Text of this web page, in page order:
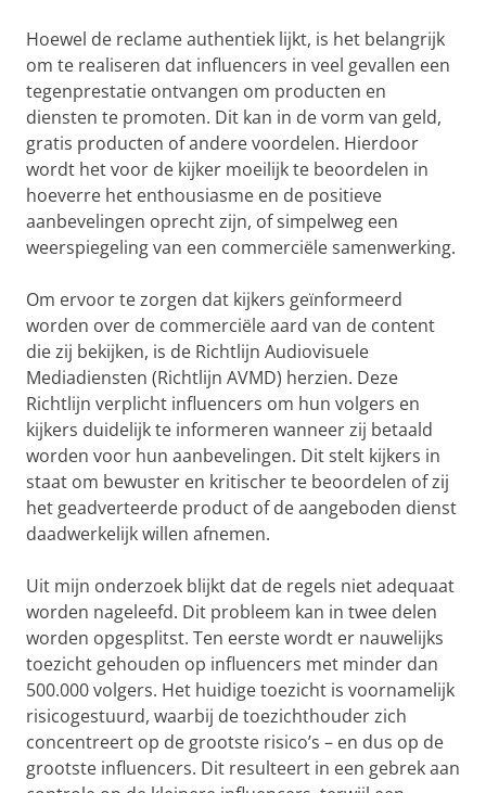
Hoewel de reclame authentiek lijkt, is het belangrijk
om te realiseren dat influencers in veel gevallen een
tegenprestatie ontvangen om producten en
diensten te promoten. Dit kan in de vorm van geld,
gratis producten of andere voordelen. Hierdoor
wordt het voor de kijker moeilijk te beoordelen in
hoeverre het enthousiasme en de positieve
aanbevelingen oprecht zijn, of simpelweg een
weerspiegeling van een commerciële samenwerking.
Om ervoor te zorgen dat kijkers geïnformeerd
worden over de commerciële aard van de content
die zij bekijken, is de Richtlijn Audiovisuele
Mediadiensten (Richtlijn AVMD) herzien. Deze
Richtlijn verplicht influencers om hun volgers en
kijkers duidelijk te informeren wanneer zij betaald
worden voor hun aanbevelingen. Dit stelt kijkers in
staat om bewuster en kritischer te beoordelen of zij
het geadverteerde product of de aangeboden dienst
daadwerkelijk willen afnemen.
Uit mijn onderzoek blijkt dat de regels niet adequaat
worden nageleefd. Dit probleem kan in twee delen
worden opgesplitst. Ten eerste wordt er nauwelijks
toezicht gehouden op influencers met minder dan
500.000 volgers. Het huidige toezicht is voornamelijk
risicogestuurd, waarbij de toezichthouder zich
concentreert op de grootste risico’s – en dus op de
grootste influencers. Dit resulteert in een gebrek aan